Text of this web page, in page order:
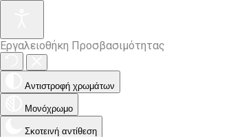
Εργαλειοθήκη Προσβασιμότητας
Αντιστροφή χρωμάτων
Μονόχρωμο
Σκοτεινή αντίθεση